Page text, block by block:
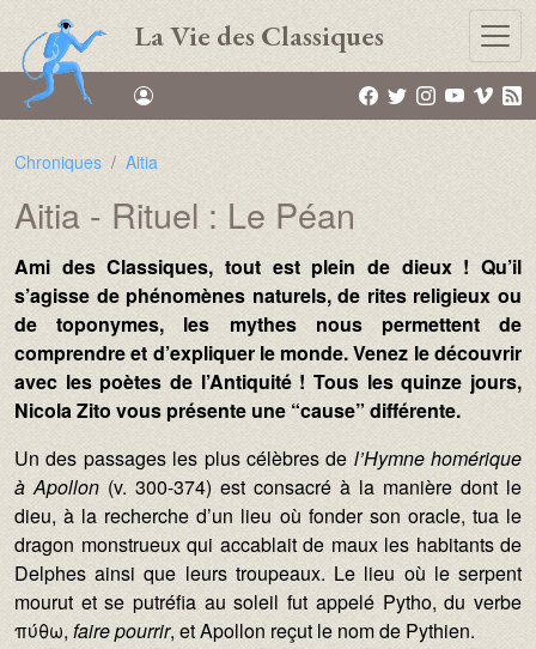
Aller au contenu principal
La Vie des Classiques
Chroniques Aitia
Aitia - Rituel : Le Péan
Texte :
Ami des Classiques, tout est plein de dieux ! Qu’il
s’agisse de phénomènes naturels, de rites religieux ou
de toponymes, les mythes nous permettent de
comprendre et d’expliquer le monde. Venez le découvrir
avec les poètes de l’Antiquité ! Tous les quinze jours,
Nicola Zito vous présente une “cause” différente.
Un des passages les plus célèbres de l’Hymne homérique
à Apollon (v. 300-374) est consacré à la manière dont le
dieu, à la recherche d’un lieu où fonder son oracle, tua le
dragon monstrueux qui accablait de maux les habitants de
Delphes ainsi que leurs troupeaux. Le lieu où le serpent
mourut et se putréfia au soleil fut appelé Pytho, du verbe
πύθω, faire pourrir, et Apollon reçut le nom de Pythien.